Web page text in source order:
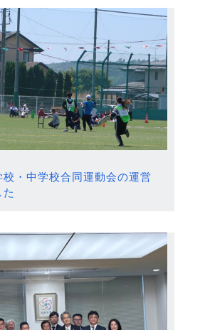
校・中学校合同運動会の運営